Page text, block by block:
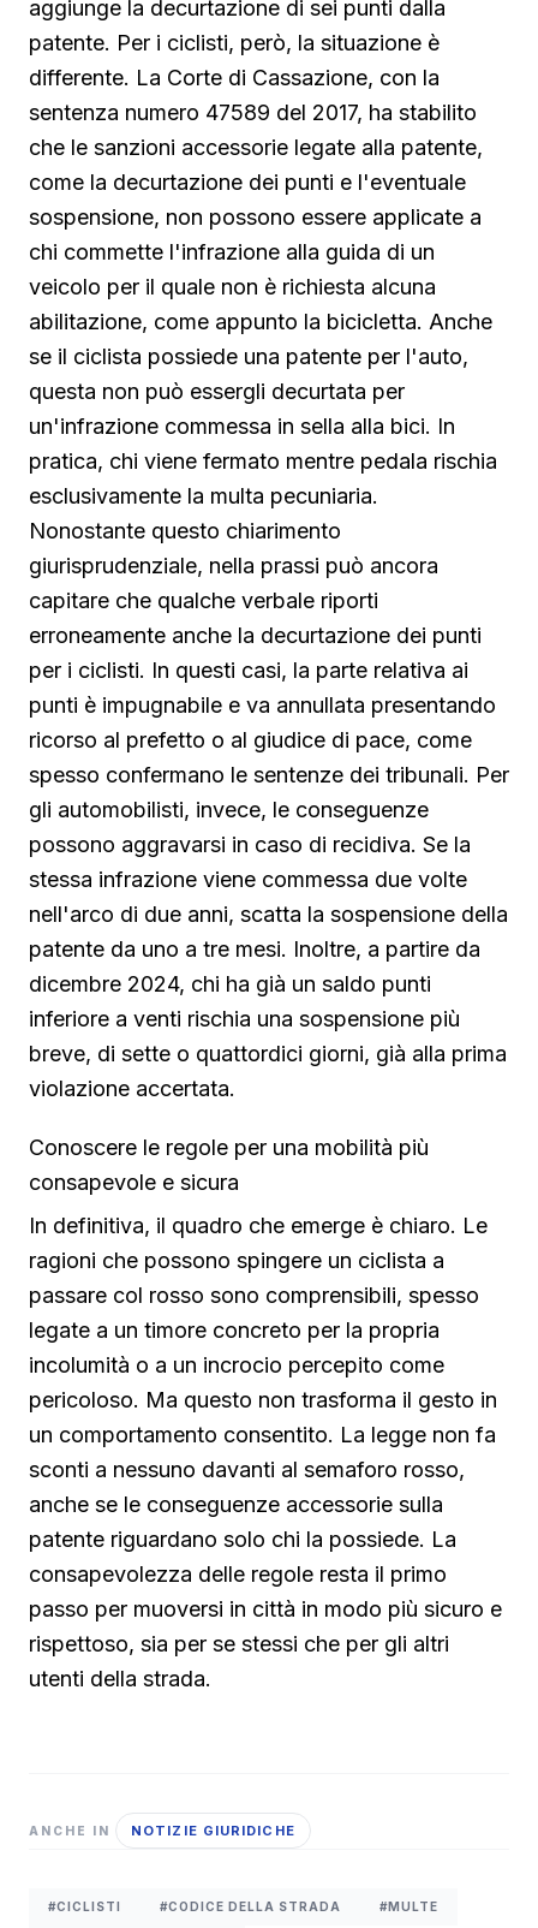
aggiunge la decurtazione di sei punti dalla
patente. Per i ciclisti, però, la situazione è
differente. La Corte di Cassazione, con la
sentenza numero 47589 del 2017, ha stabilito
che le sanzioni accessorie legate alla patente,
come la decurtazione dei punti e l'eventuale
sospensione, non possono essere applicate a
chi commette l'infrazione alla guida di un
veicolo per il quale non è richiesta alcuna
abilitazione, come appunto la bicicletta. Anche
se il ciclista possiede una patente per l'auto,
questa non può essergli decurtata per
un'infrazione commessa in sella alla bici. In
pratica, chi viene fermato mentre pedala rischia
esclusivamente la multa pecuniaria.
Nonostante questo chiarimento
giurisprudenziale, nella prassi può ancora
capitare che qualche verbale riporti
erroneamente anche la decurtazione dei punti
per i ciclisti. In questi casi, la parte relativa ai
punti è impugnabile e va annullata presentando
ricorso al prefetto o al giudice di pace, come
spesso confermano le sentenze dei tribunali. Per
gli automobilisti, invece, le conseguenze
possono aggravarsi in caso di recidiva. Se la
stessa infrazione viene commessa due volte
nell'arco di due anni, scatta la sospensione della
patente da uno a tre mesi. Inoltre, a partire da
dicembre 2024, chi ha già un saldo punti
inferiore a venti rischia una sospensione più
breve, di sette o quattordici giorni, già alla prima
violazione accertata.
Conoscere le regole per una mobilità più
consapevole e sicura
In definitiva, il quadro che emerge è chiaro. Le
ragioni che possono spingere un ciclista a
passare col rosso sono comprensibili, spesso
legate a un timore concreto per la propria
incolumità o a un incrocio percepito come
pericoloso. Ma questo non trasforma il gesto in
un comportamento consentito. La legge non fa
sconti a nessuno davanti al semaforo rosso,
anche se le conseguenze accessorie sulla
patente riguardano solo chi la possiede. La
consapevolezza delle regole resta il primo
passo per muoversi in città in modo più sicuro e
rispettoso, sia per se stessi che per gli altri
utenti della strada.
ANCHE IN NOTIZIE GIURIDICHE
#CICLISTI #CODICE DELLA STRADA #MULTE